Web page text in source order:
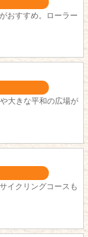
おすすめ。ローラー
大きな平和の広場が
イクリングコースも